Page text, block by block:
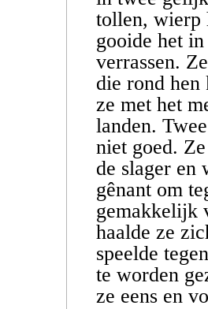
tollen, wierp
gooide het
verrassen.
die rond hen
ze met het
landen.
niet goed.
de slager en
gênant om
gemakkelijk
haalde ze
speelde
te worden
ze eens en